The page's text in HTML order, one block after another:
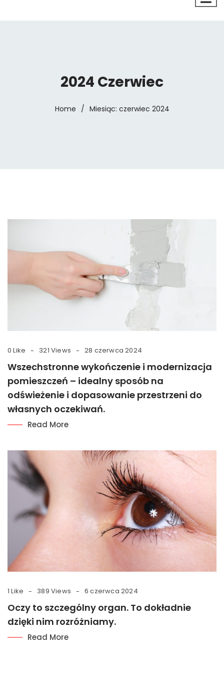
2024 Czerwiec
Home / Miesiąc: czerwiec 2024
0 Like 321 Views 28 czerwca 2024
Wszechstronne wykończenie i modernizacja
pomieszczeń – idealny sposób na
odświeżenie i dopasowanie przestrzeni do
własnych oczekiwań.
Read More
1 Like 389 Views 6 czerwca 2024
Oczy to szczególny organ. To dokładnie
dzięki nim rozróżniamy.
Read More